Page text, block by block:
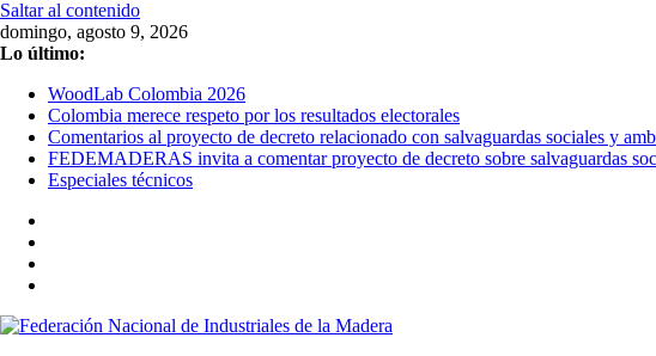
Saltar al contenido
domingo, agosto 9, 2026
Lo último:
WoodLab Colombia 2026
Colombia merece respeto por los resultados electorales
Comentarios al proyecto de decreto relacionado con salvaguardas sociales y
FEDEMADERAS invita a comentar proyecto de decreto sobre salvaguardas
Especiales técnicos